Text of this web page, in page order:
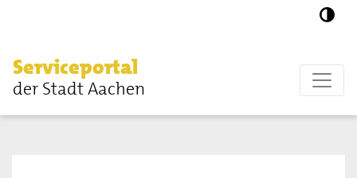
Serviceportal
der Stadt Aachen